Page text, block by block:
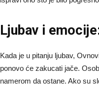
Ljubav i
Kada je u pitanju ljubav,
ponovo će zakucati jače.
namerom da ostane. Ako su